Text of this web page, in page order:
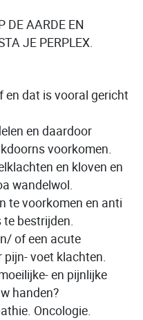
DE AARDE EN
JE PERPLEX.
en dat is vooral gericht
en daardoor
voorkomen.
en kloven en
wandelwol.
te voorkomen en anti
bestrijden.
of een acute
voet klachten.
en pijnlijke
handen?
Oncologie.